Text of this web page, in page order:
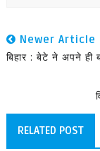
Newer Article
बिहार : बेटे ने अपने ही
RELATED POST